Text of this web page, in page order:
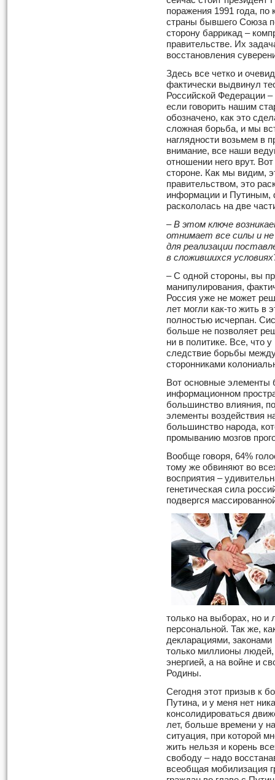
поражения 1991 года,
страны бывшего Союза
сторону баррикад –
правительстве. Их
восстановления
Здесь все четко и
фактически выдвинул
Российской Федерации –
если говорить нашим
обозначено, как это
сложная борьба, и мы
наглядности возьмем в
внимание, все наши
отношении него врут.
стороне. Как мы видим,
правительством, это
информации и Путиным,
раскололась на две
–В этом ключе
отнимает все силы и
для реализации
в сложившихся
– С одной стороны, вы
манипулирования,
Россия уже не может
лет могли как-то жить в
полностью исчерпан.
больше не позволяет
ни в политике. Все, что у
следствие борьбы
сторонниками
Вот основные элементы
информационном
большинство влияния,
элементы воздействия
большинство народа,
промыванию мозгов
Вообще говоря, 64%
тому же обвиняют во
восприятия –
генетическая сила
подвергся
только на выборах, но и
персональной. Так же,
декларациями,
только миллионы
энергией, а на войне и
Родины.
Сегодня этот призыв к
Путина, и у меня нет
консолидироваться
лет, больше времени у
ситуация, при которой
жить нельзя и корень
свободу – надо
всеобщая мобилизация